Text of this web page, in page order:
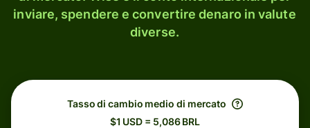
inviare, spendere e convertire denaro in valute
diverse.
Tasso di cambio medio di mercato
$1 USD = 5,086 BRL